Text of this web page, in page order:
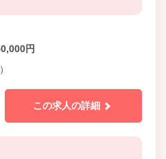
円
この求人の詳細